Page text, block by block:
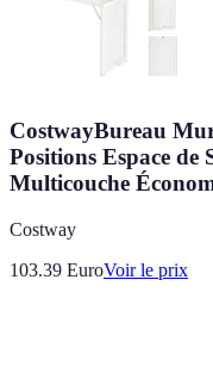
CostwayBureau
Positions Espace de
Multicouche
Costway
103.39 EuroVoir le prix